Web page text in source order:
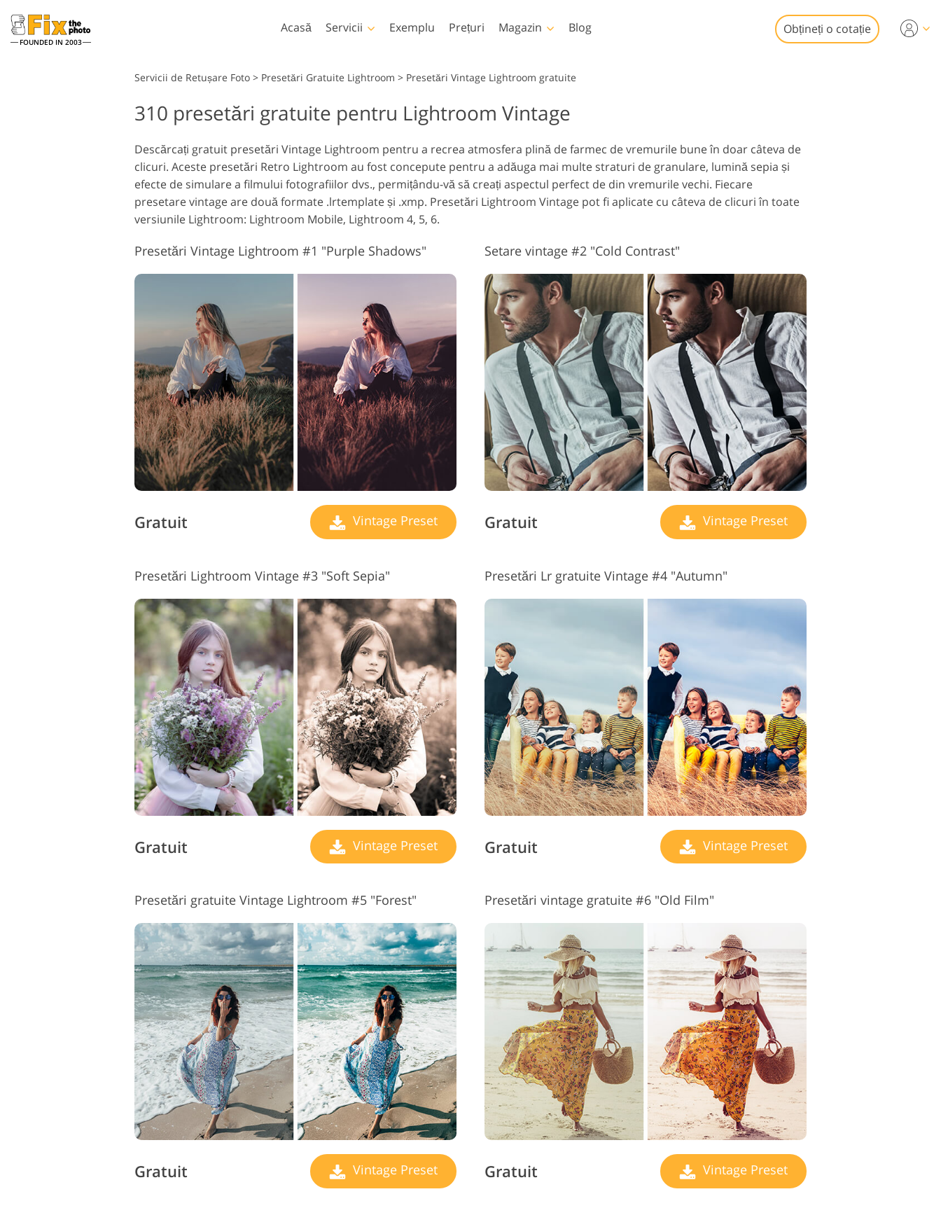
FOUNDED IN 2003
Acasă Servicii
nuntă
Modele generate de
pentru îmbrăcăminte
imaginilor
Retusarea produsului
Servicii
Bijuterii Retușând Servicii Date de Antrenament AI Servicii de editare video
Exemplu Prețuri Magazin
Lightroom
Presetări Lightroom
presetată LR
Cea mai buna afacere
Presets
Colecția mobilă
Photoshop
Acțiuni Photoshop
Suprapuneri Photoshop
Texturi Photoshop
Ps Acțiuni Colecții întregi
Ps Suprapune colecții
întregi
Templates
Șabloane
Carduri de Ziua
Îndrăgostiților
Invitatii de nunta
Invitație de ziua de
Blog Obțineți o cotație
Servicii de Retușare Foto > Presetări Gratuite Lightroom > Presetări Vintage Lightroom gratuite
310 presetări gratuite pentru Lightroom Vintage
Descărcați gratuit presetări Vintage Lightroom pentru a recrea atmosfera plină de farmec de vremurile bune în doar câteva de
clicuri. Aceste presetări Retro Lightroom au fost concepute pentru a adăuga mai multe straturi de granulare, lumină sepia și
efecte de simulare a filmului fotografiilor dvs., permițându-vă să creați aspectul perfect de din vremurile vechi. Fiecare
presetare vintage are două formate .lrtemplate și .xmp. Presetări Lightroom Vintage pot fi aplicate cu câteva de clicuri în toate
versiunile Lightroom: Lightroom Mobile, Lightroom 4, 5, 6.
Presetări Vintage Lightroom #1 "Purple Shadows"
Gratuit Vintage Preset
Setare vintage #2 "Cold Contrast"
Gratuit Vintage Preset
Presetări Lightroom Vintage #3 "Soft Sepia"
Gratuit Vintage Preset
Presetări Lr gratuite Vintage #4 "Autumn"
Gratuit Vintage Preset
Presetări gratuite Vintage Lightroom #5 "Forest"
Gratuit Vintage Preset
Presetări vintage gratuite #6 "Old Film"
Gratuit Vintage Preset